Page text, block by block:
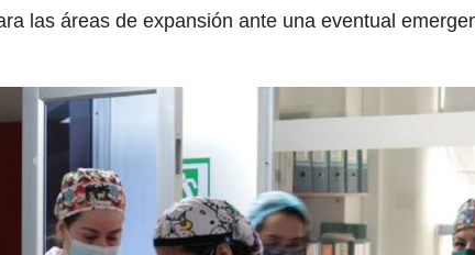
las áreas de expansión ante una eventual